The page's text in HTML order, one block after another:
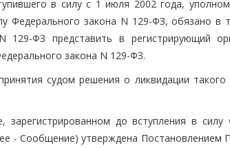
в силу с 1 июля 2002 года,
Федерального закона N 129-ФЗ, обязано в
ФЗ представить в регистрирующий
закона N 129-ФЗ.
судом решения о ликвидации такого
до вступления в силу
- Сообщение) утверждена Постановлением